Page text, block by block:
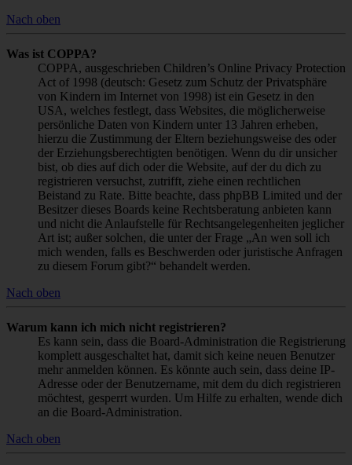
Nach oben
Was ist COPPA?
COPPA, ausgeschrieben Children’s Online Privacy Protection
Act of 1998 (deutsch: Gesetz zum Schutz der Privatsphäre
von Kindern im Internet von 1998) ist ein Gesetz in den
USA, welches festlegt, dass Websites, die möglicherweise
persönliche Daten von Kindern unter 13 Jahren erheben,
hierzu die Zustimmung der Eltern beziehungsweise des oder
der Erziehungsberechtigten benötigen. Wenn du dir unsicher
bist, ob dies auf dich oder die Website, auf der du dich zu
registrieren versuchst, zutrifft, ziehe einen rechtlichen
Beistand zu Rate. Bitte beachte, dass phpBB Limited und der
Besitzer dieses Boards keine Rechtsberatung anbieten kann
und nicht die Anlaufstelle für Rechtsangelegenheiten jeglicher
Art ist; außer solchen, die unter der Frage „An wen soll ich
mich wenden, falls es Beschwerden oder juristische Anfragen
zu diesem Forum gibt?“ behandelt werden.
Nach oben
Warum kann ich mich nicht registrieren?
Es kann sein, dass die Board-Administration die Registrierung
komplett ausgeschaltet hat, damit sich keine neuen Benutzer
mehr anmelden können. Es könnte auch sein, dass deine IP-
Adresse oder der Benutzername, mit dem du dich registrieren
möchtest, gesperrt wurden. Um Hilfe zu erhalten, wende dich
an die Board-Administration.
Nach oben